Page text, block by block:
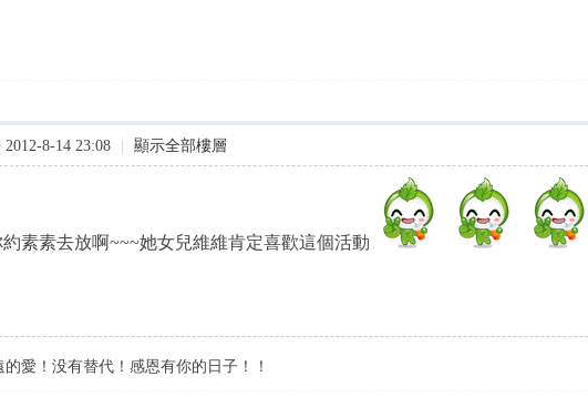
8-14 23:08 顯示全部樓層
素素去放啊~~~她女兒維維肯定喜歡這個活動
的愛！没有替代！感恩有你的日子！！